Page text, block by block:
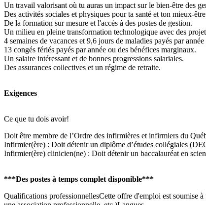
Un travail valorisant où tu auras un impact sur le bien-être des
Des activités sociales et physiques pour ta santé et ton mieux-
De la formation sur mesure et l'accès à des postes de gestion.
Un milieu en pleine transformation technologique avec des
4 semaines de vacances et 9,6 jours de maladies payés par
13 congés fériés payés par année ou des bénéfices marginaux.
Un salaire intéressant et de bonnes progressions salariales.
Des assurances collectives et un régime de retraite.
Exigences
Ce que tu dois avoir!
Doit être membre de l’Ordre des infirmières et infirmiers du
Infirmier(ère) : Doit détenir un diplôme d’études collégiales
Infirmier(ère) clinicien(ne) : Doit détenir un baccalauréat en
***Des postes à temps complet disponible***
Qualifications professionnellesCette offre d'emploi est soumise